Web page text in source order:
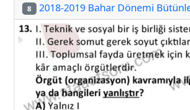
8 2018-2019 Bahar Dönemi